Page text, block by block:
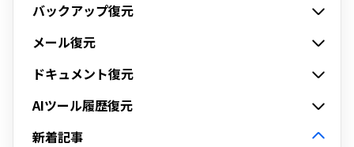
バックアップ復元
メール復元
ドキュメント復元
AIツール履歴復元
新着記事